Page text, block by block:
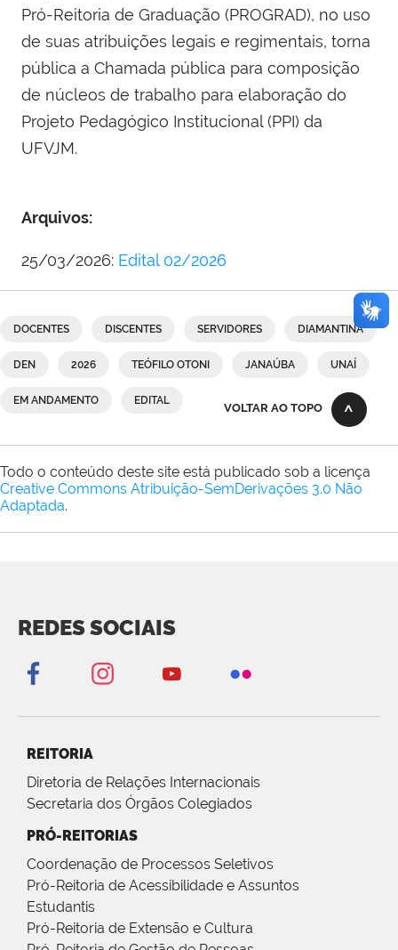
Pró-Reitoria de Graduação (PROGRAD), no uso
de suas atribuições legais e regimentais, torna
pública a Chamada pública para composição
de núcleos de trabalho para elaboração do
Projeto Pedagógico Institucional (PPI) da
UFVJM.
Arquivos:
25/03/2026: Edital 02/2026
DOCENTES DISCENTES SERVIDORES DIAMANTINA
DEN 2026 TEÓFILO OTONI JANAÚBA UNAÍ
EM ANDAMENTO EDITAL
VOLTAR AO TOPO
Todo o conteúdo deste site está publicado sob a licença
Creative Commons Atribuição-SemDerivações 3.0 Não
Adaptada.
REDES SOCIAIS
REITORIA
Diretoria de Relações Internacionais
Secretaria dos Órgãos Colegiados
PRÓ-REITORIAS
Coordenação de Processos Seletivos
Pró-Reitoria de Acessibilidade e Assuntos
Estudantis
Pró-Reitoria de Extensão e Cultura